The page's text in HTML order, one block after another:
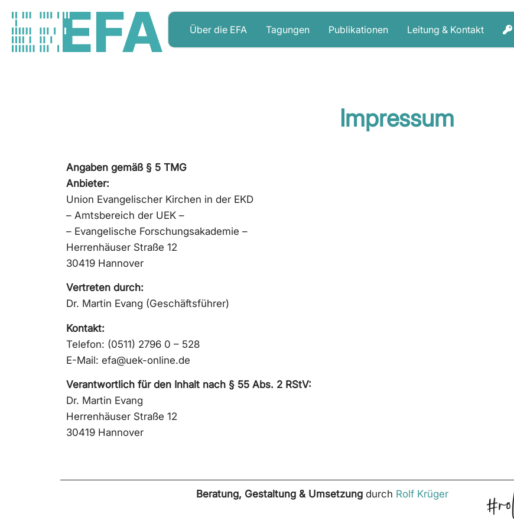
Über die EFA Tagungen Publikationen Leitung & Kontakt
Impressum
Angaben gemäß § 5 TMG
Anbieter:
Union Evangelischer Kirchen in der EKD
– Amtsbereich der UEK –
– Evangelische Forschungsakademie –
Herrenhäuser Straße 12
30419 Hannover
Vertreten durch:
Dr. Martin Evang (Geschäftsführer)
Kontakt:
Telefon: (0511) 2796 0 – 528
E-Mail: efa@uek-online.de
Verantwortlich für den Inhalt nach § 55 Abs. 2 RStV:
Dr. Martin Evang
Herrenhäuser Straße 12
30419 Hannover
Beratung, Gestaltung & Umsetzung durch Rolf Krüger